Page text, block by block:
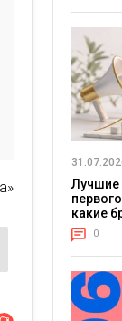
Лучшие
какие
отрасли
0